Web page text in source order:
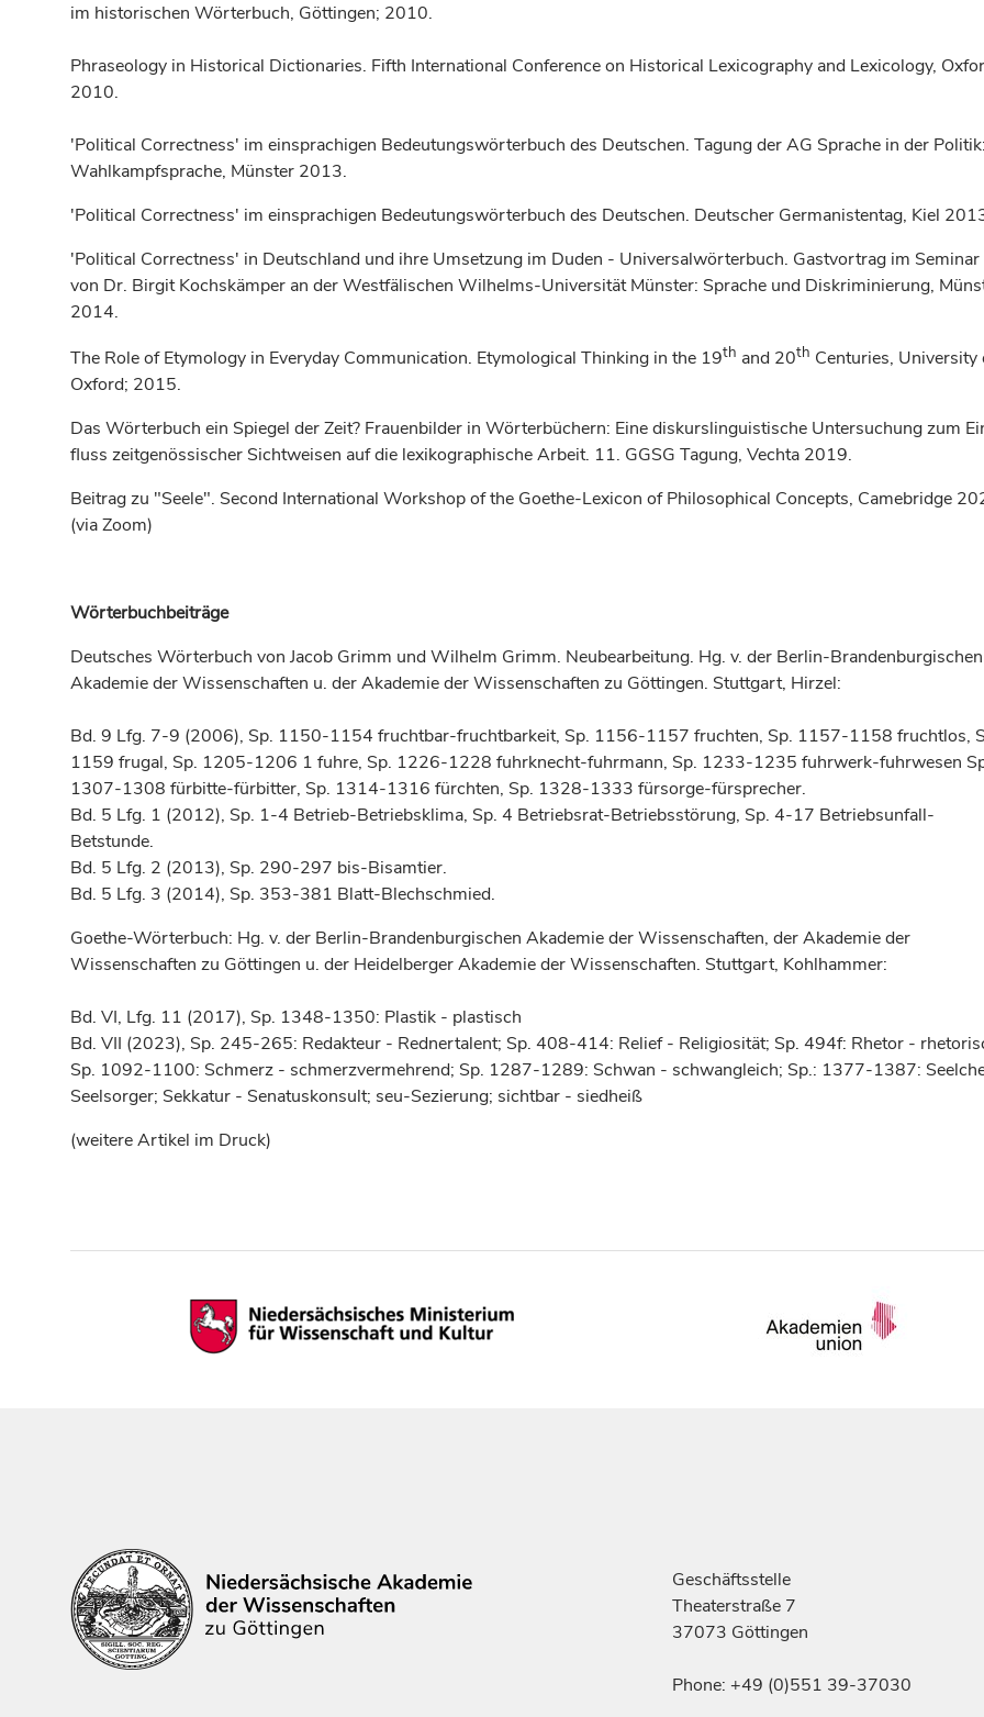
im historischen Wörterbuch, Göttingen; 2010.
Phraseology in Historical Dictionaries. Fifth International Conference on Historical Lexicography and Lexicology,
2010.
'Political Correctness' im einsprachigen Bedeutungswörterbuch des Deutschen. Tagung der AG Sprache in der Politik:
Wahlkampfsprache, Münster 2013.
'Political Correctness' im einsprachigen Bedeutungswörterbuch des Deutschen. Deutscher Germanistentag, Kiel
'Political Correctness' in Deutschland und ihre Umsetzung im Duden - Universalwörterbuch. Gastvortrag im Seminar
von Dr. Birgit Kochskämper an der Westfälischen Wilhelms-Universität Münster: Sprache und Diskriminierung,
2014.
The Role of Etymology in Everyday Communication. Etymological Thinking in the 19th and 20th Centuries, University
Oxford; 2015.
Das Wörterbuch ein Spiegel der Zeit? Frauen­bilder in Wörterbüchern: Eine dis­kurs­linguistische Untersuchung zum
fluss zeitgenössischer Sichtweisen auf die lexikographische Arbeit. 11. GGSG Tagung, Vechta 2019.
Beitrag zu "Seele". Second International Workshop of the Goethe-Lexicon of Philosophical Concepts, Camebridge
(via Zoom)
Wörterbuchbeiträge
Deutsches Wörterbuch von Jacob Grimm und Wilhelm Grimm. Neubearbeitung. Hg. v. der Berlin-Brandenburgischen
Akademie der Wissenschaften u. der Akademie der Wissenschaften zu Göttingen. Stuttgart, Hirzel:
Bd. 9 Lfg. 7-9 (2006), Sp. 1150-1154 fruchtbar-fruchtbarkeit, Sp. 1156-1157 fruchten, Sp. 1157-1158 fruchtlos,
1159 frugal, Sp. 1205-1206 1 fuhre, Sp. 1226-1228 fuhrknecht-fuhrmann, Sp. 1233-1235 fuhrwerk-fuhrwesen
1307-1308 fürbitte-fürbitter, Sp. 1314-1316 fürchten, Sp. 1328-1333 fürsorge-fürsprecher.
Bd. 5 Lfg. 1 (2012), Sp. 1-4 Betrieb-Betriebsklima, Sp. 4 Betriebsrat-Betriebsstörung, Sp. 4-17 Betriebsunfall-
Betstunde.
Bd. 5 Lfg. 2 (2013), Sp. 290-297 bis-Bisamtier.
Bd. 5 Lfg. 3 (2014), Sp. 353-381 Blatt-Blechschmied.
Goethe-Wörterbuch: Hg. v. der Berlin-Brandenburgischen Akademie der Wissenschaften, der Akademie der
Wissenschaften zu Göttingen u. der Heidelberger Akademie der Wissenschaften. Stuttgart, Kohlhammer:
Bd. VI, Lfg. 11 (2017), Sp. 1348-1350: Plastik - plastisch
Bd. VII (2023), Sp. 245-265: Redakteur - Rednertalent; Sp. 408-414: Relief - Religiosität; Sp. 494f: Rhetor -
Sp. 1092-1100: Schmerz - schmerzvermehrend; Sp. 1287-1289: Schwan - schwangleich; Sp.: 1377-1387:
Seelsorger; Sekkatur - Senatuskonsult; seu-Sezierung; sichtbar - siedheiß
(weitere Artikel im Druck)
Geschäftsstelle
Theaterstraße 7
37073 Göttingen
Phone: +49 (0)551 39-37030